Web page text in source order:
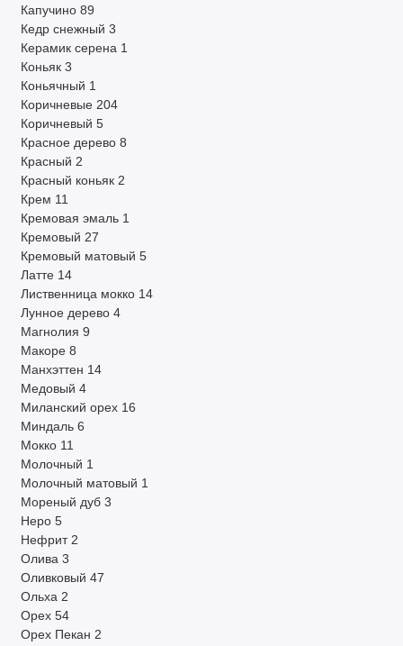
Капучино 89
Кедр снежный 3
Керамик серена 1
Коньяк 3
Коньячный 1
Коричневые 204
Коричневый 5
Красное дерево 8
Красный 2
Красный коньяк 2
Крем 11
Кремовая эмаль 1
Кремовый 27
Кремовый матовый 5
Латте 14
Лиственница мокко 14
Лунное дерево 4
Магнолия 9
Макоре 8
Манхэттен 14
Медовый 4
Миланский орех 16
Миндаль 6
Мокко 11
Молочный 1
Молочный матовый 1
Мореный дуб 3
Неро 5
Нефрит 2
Олива 3
Оливковый 47
Ольха 2
Орех 54
Орех Пекан 2